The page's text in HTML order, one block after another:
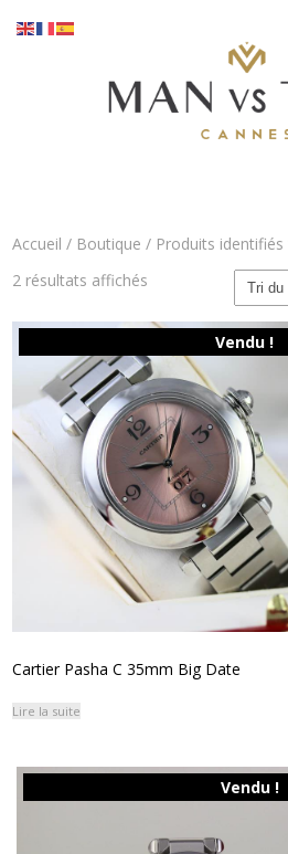
Accueil / Boutique / Produits identifiés
2 résultats affichés
plus
au
plus
ancien
Vendu !
Cartier Pasha C 35mm Big Date
Lire la suite
Vendu !